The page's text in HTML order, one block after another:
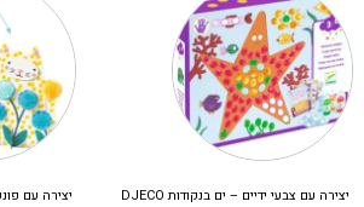
יצירה עם צבעי ידיים – ים בנקודות DJECO